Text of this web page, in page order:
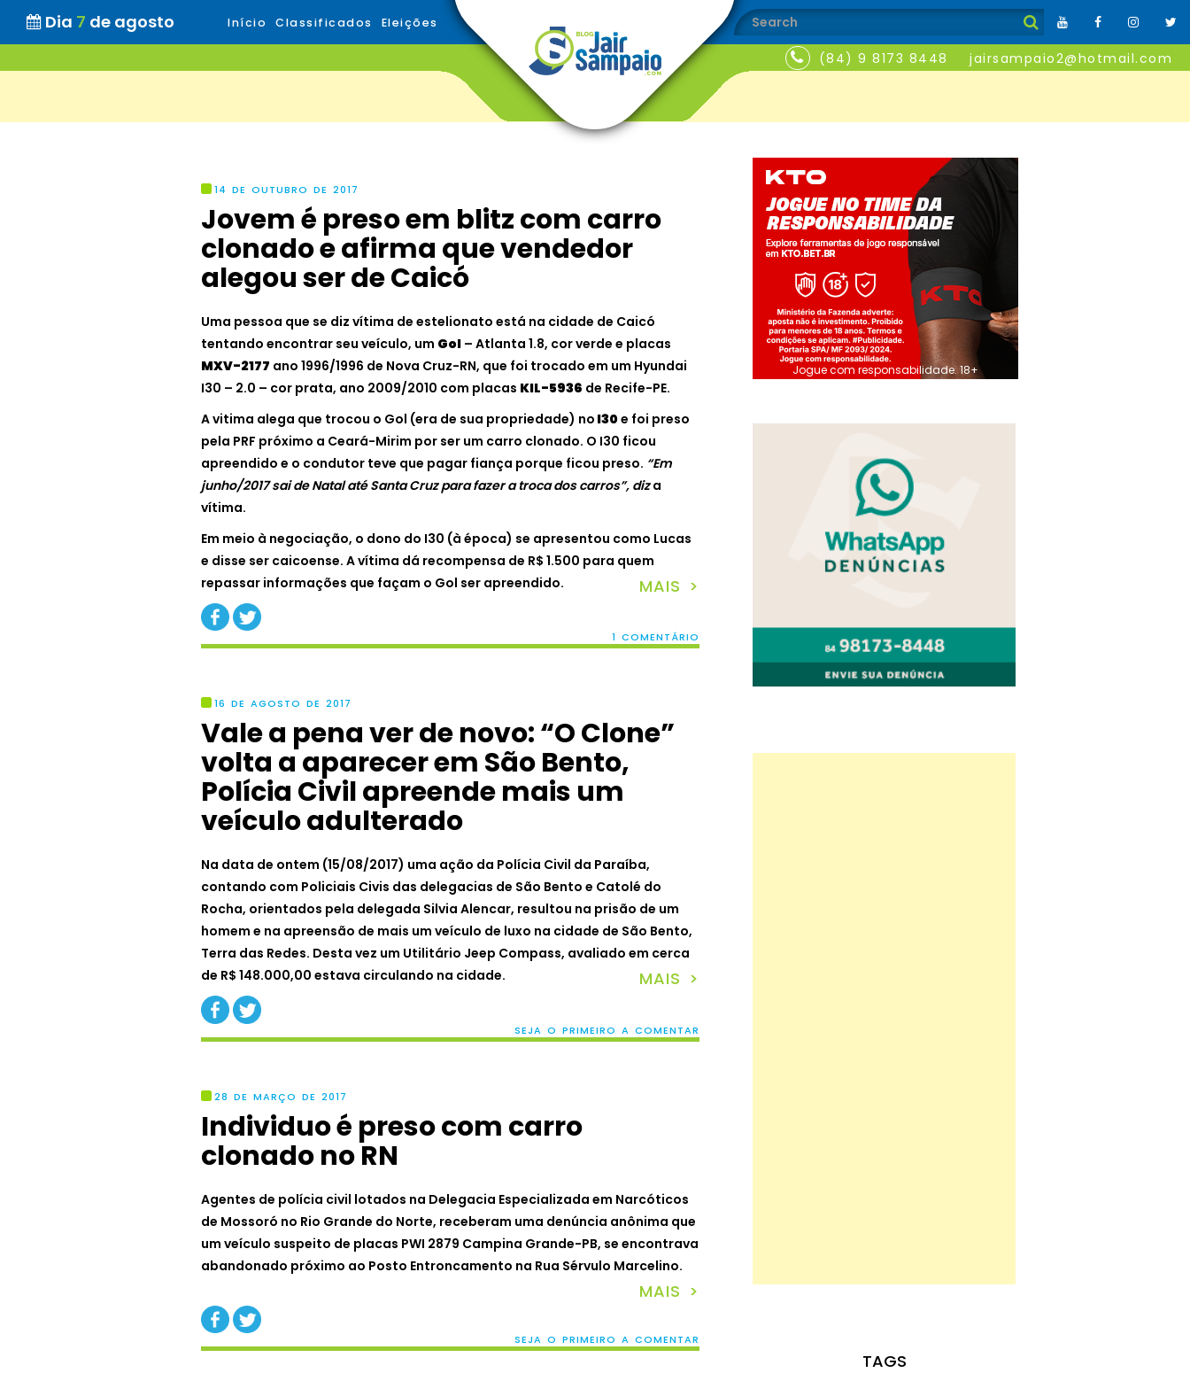
Dia 7 de agosto Início Classificados Eleições
(84) 9 8173 8448 jairsampaio2@hotmail.com
14 DE OUTUBRO DE 2017
Jovem é preso em blitz com carro
clonado e afirma que vendedor
alegou ser de Caicó
Uma pessoa que se diz vítima de estelionato está na cidade de Caicó
tentando encontrar seu veículo, um Gol – Atlanta 1.8, cor verde e placas
MXV-2177 ano 1996/1996 de Nova Cruz-RN, que foi trocado em um Hyundai
I30 – 2.0 – cor prata, ano 2009/2010 com placas KIL-5936 de Recife-PE.
A vitima alega que trocou o Gol (era de sua propriedade) no I30e foi preso
pela PRF próximo a Ceará-Mirim por ser um carro clonado. O I30 ficou
apreendido e o condutor teve que pagar fiança porque ficou preso. “Em
junho/2017 sai de Natal até Santa Cruz para fazer a troca dos carros”, diza
vítima.
Em meio à negociação, o dono do I30 (à época) se apresentou como Lucas
e disse ser caicoense. A vítima dá recompensa de R$ 1.500 para quem
repassar informações que façam o Gol ser apreendido.
MAIS >
1 COMENTÁRIO
16 DE AGOSTO DE 2017
Vale a pena ver de novo: “O Clone”
volta a aparecer em São Bento,
Polícia Civil apreende mais um
veículo adulterado
Na data de ontem (15/08/2017) uma ação da Polícia Civil da Paraíba,
contando com Policiais Civis das delegacias de São Bento e Catolé do
Rocha, orientados pela delegada Silvia Alencar, resultou na prisão de um
homem e na apreensão de mais um veículo de luxo na cidade de São Bento,
Terra das Redes. Desta vez um Utilitário Jeep Compass, avaliado em cerca
de R$ 148.000,00 estava circulando na cidade.
MAIS >
SEJA O PRIMEIRO A COMENTAR
28 DE MARÇO DE 2017
Individuo é preso com carro
clonado no RN
Agentes de polícia civil lotados na Delegacia Especializada em Narcóticos
de Mossoró no Rio Grande do Norte, receberam uma denúncia anônima que
um veículo suspeito de placas PWI 2879 Campina Grande-PB, se encontrava
abandonado próximo ao Posto Entroncamento na Rua Sérvulo Marcelino.
MAIS >
SEJA O PRIMEIRO A COMENTAR
Jogue com responsabilidade. 18+
TAGS